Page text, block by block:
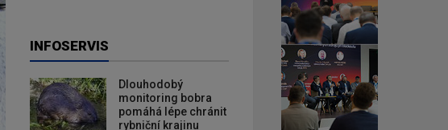
INFOSERVIS
Dlouhodobý
monitoring bobra
pomáhá lépe chránit
rybniční krajinu